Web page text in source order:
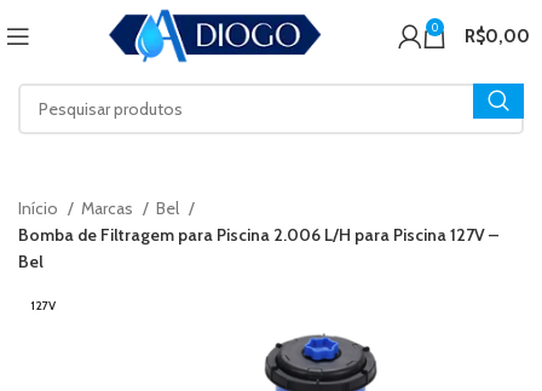
0 R$0,00
Início Marcas
Bel
Bomba de Filtragem para Piscina 2.006 L/H para Piscina 127V –
Bel
127V